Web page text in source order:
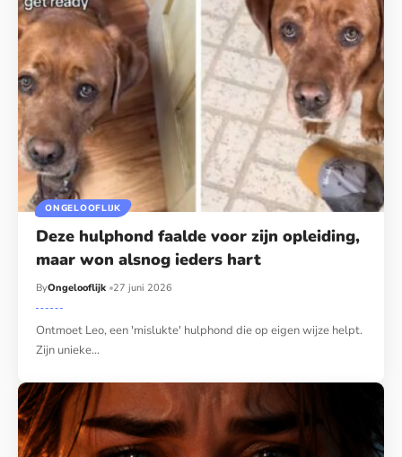
ONGELOOFLIJK
Deze hulphond faalde voor zijn opleiding,
maar won alsnog ieders hart
ByOngelooflijk 27 juni 2026
Ontmoet Leo, een 'mislukte' hulphond die op eigen wijze helpt.
Zijn unieke…